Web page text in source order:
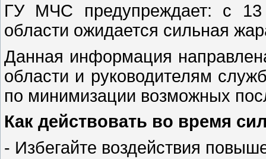
ГУ МЧС предупреждает: с
области ожидается сильная
Данная информация
области и руководителям
по минимизации возможных
Как действовать во время
- Избегайте воздействия